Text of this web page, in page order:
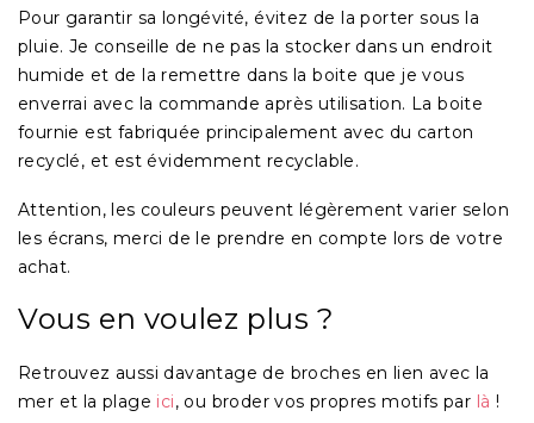
Pour garantir sa longévité, évitez de la porter sous la
pluie. Je conseille de ne pas la stocker dans un endroit
humide et de la remettre dans la boite que je vous
enverrai avec la commande après utilisation. La boite
fournie est fabriquée principalement avec du carton
recyclé, et est évidemment recyclable.
Attention, les couleurs peuvent légèrement varier selon
les écrans, merci de le prendre en compte lors de votre
achat.
Vous en voulez plus ?
Retrouvez aussi davantage de broches en lien avec la
mer et la plage ici, ou broder vos propres motifs par là !